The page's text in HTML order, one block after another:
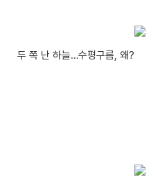
두 쪽 난 하늘…수평구름, 왜?